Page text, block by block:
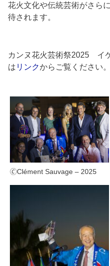
花火文化や伝統芸術がさら
待されます。
カンヌ花火芸術祭2025 イ
は リンクからご覧ください。
🄫Clément Sauvage – 2025